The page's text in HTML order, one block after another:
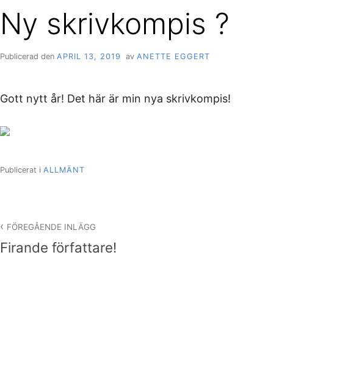
Ny skrivkompis ?
Publicerad den APRIL 13, 2019 av ANETTE EGGERT
Gott nytt år! Det här är min nya skrivkompis!
Publicerat i ALLMÄNT
FÖREGÅENDE INLÄGG
Firande författare!